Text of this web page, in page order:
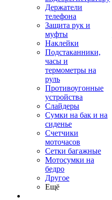
Держатели
телефона
Защита рук и
муфты
Наклейки
Подстаканники,
часы и
термометры на
руль
Противоугонные
устройства
Слайдеры
Сумки на бак и на
сиденье
Счетчики
моточасов
Сетки багажные
Мотосумки на
бедро
Другое
Ещё